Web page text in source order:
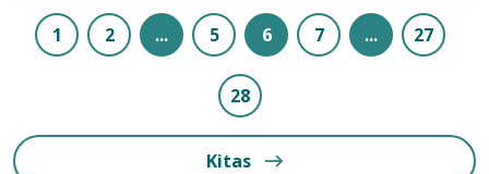
1 2 ... 5 6 7 ... 27
28
Kitas